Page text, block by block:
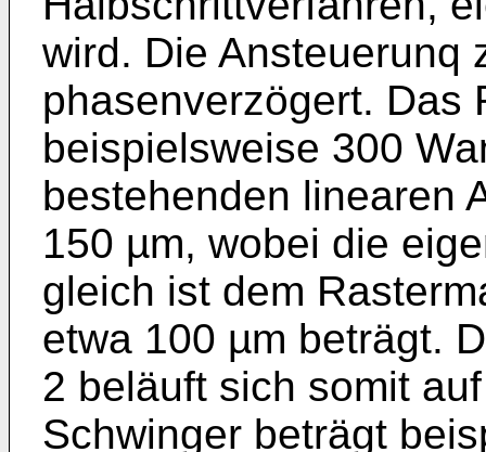
wird. Die Ansteuerunq
phasenverzögert. Das
beispielsweise 300
bestehenden linearen
150 µm, wobei die
gleich ist dem
etwa 100 µm beträgt.
2 beläuft sich somit
Schwinger beträgt